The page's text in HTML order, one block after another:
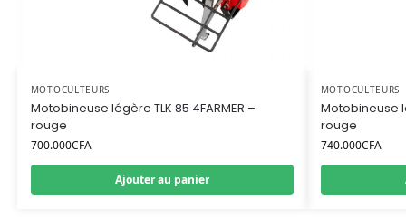
MOTOCULTEURS
Motobineuse légère TLK 85 4FARMER –
rouge
700.000CFA
Ajouter au panier
MOTOCULTEURS
Motobineuse
rouge
740.000CFA